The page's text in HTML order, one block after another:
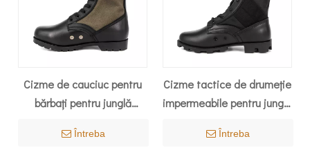
Cizme de cauciuc pentru
bărbați pentru junglă
Întreba
Cizme tactice de drumeție
impermeabile pentru junglă
Întreba